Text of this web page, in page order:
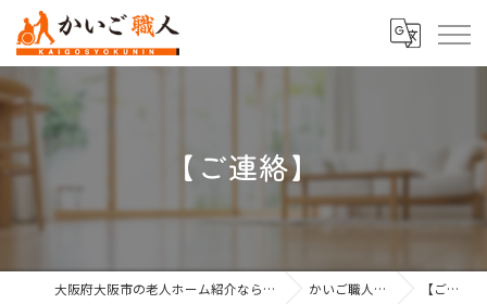
【ご連絡】
大阪府大阪市の老人ホーム紹介なら株式会社かいご職人 かいご職人のブログ 【ご連絡】